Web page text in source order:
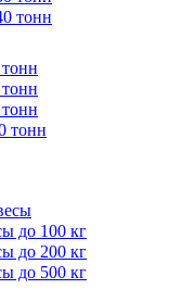
тонн
тонн
до 100 кг
до 200 кг
до 500 кг